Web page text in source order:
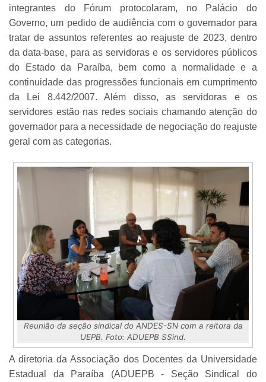
integrantes do Fórum protocolaram, no Palácio do
Governo, um pedido de audiência com o governador para
tratar de assuntos referentes ao reajuste de 2023, dentro
da data-base, para as servidoras e os servidores públicos
do Estado da Paraíba, bem como a normalidade e a
continuidade das progressões funcionais em cumprimento
da Lei 8.442/2007. Além disso, as servidoras e os
servidores estão nas redes sociais chamando atenção do
governador para a necessidade de negociação do reajuste
geral com as categorias.
Reunião da seção sindical do ANDES-SN com a reitora da
UEPB. Foto: ADUEPB SSind.
A diretoria da Associação dos Docentes da Universidade
Estadual da Paraíba (ADUEPB - Seção Sindical do